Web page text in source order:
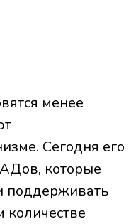
менее
Сегодня его
которые
поддерживать
количестве